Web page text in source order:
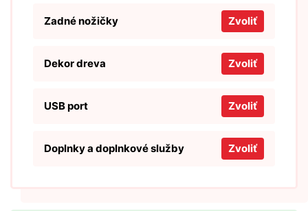
Zadné nožičky Zvoliť
Dekor dreva Zvoliť
USB port Zvoliť
Doplnky a doplnkové služby Zvoliť